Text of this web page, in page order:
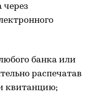
через
банка или
распечатав
квитанцию;